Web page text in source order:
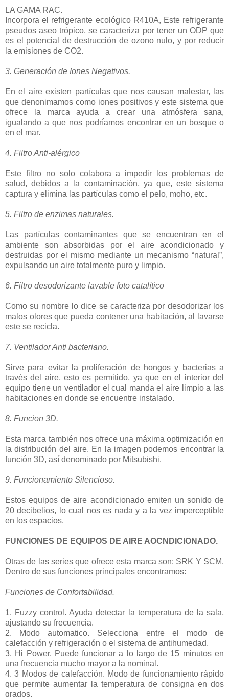
LA GAMA RAC.
Incorpora el refrigerante ecológico R410A, Este refrigerante
pseudos aseo trópico, se caracteriza por tener un ODP que
es el potencial de destrucción de ozono nulo, y por reducir
la emisiones de CO2.
3. Generación de Iones Negativos.
En el aire existen partículas que nos causan malestar, las
que denonimamos como iones positivos y este sistema que
ofrece la marca ayuda a crear una atmósfera sana,
igualando a que nos podríamos encontrar en un bosque o
en el mar.
4. Filtro Anti-alérgico
Este filtro no solo colabora a impedir los problemas de
salud, debidos a la contaminación, ya que, este sistema
captura y elimina las partículas como el pelo, moho, etc.
5. Filtro de enzimas naturales.
Las partículas contaminantes que se encuentran en el
ambiente son absorbidas por el aire acondicionado y
destruidas por el mismo mediante un mecanismo “natural”,
expulsando un aire totalmente puro y limpio.
6. Filtro desodorizante lavable foto catalítico
Como su nombre lo dice se caracteriza por desodorizar los
malos olores que pueda contener una habitación, al lavarse
este se recicla.
7. Ventilador Anti bacteriano.
Sirve para evitar la proliferación de hongos y bacterias a
través del aire, esto es permitido, ya que en el interior del
equipo tiene un ventilador el cual manda el aire limpio a las
habitaciones en donde se encuentre instalado.
8. Funcion 3D.
Esta marca también nos ofrece una máxima optimización en
la distribución del aire. En la imagen podemos encontrar la
función 3D, así denominado por Mitsubishi.
9. Funcionamiento Silencioso.
Estos equipos de aire acondicionado emiten un sonido de
20 decibelios, lo cual nos es nada y a la vez imperceptible
en los espacios.
FUNCIONES DE EQUIPOS DE AIRE AOCNDICIONADO.
Otras de las series que ofrece esta marca son: SRK Y SCM.
Dentro de sus funciones principales encontramos:
Funciones de Confortabilidad.
1. Fuzzy control. Ayuda detectar la temperatura de la sala,
ajustando su frecuencia.
2. Modo automatico. Selecciona entre el modo de
calefacción y refrigeración o el sistema de antihumedad.
3. Hi Power. Puede funcionar a lo largo de 15 minutos en
una frecuencia mucho mayor a la nominal.
4. 3 Modos de calefacción. Modo de funcionamiento rápido
que permite aumentar la temperatura de consigna en dos
grados.